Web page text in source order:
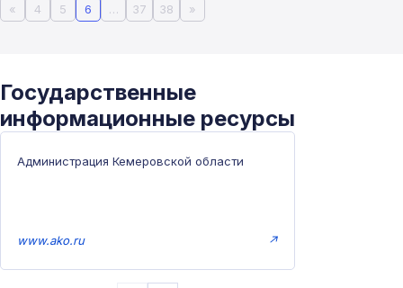
« 4 5 6 … 37 38 »
Государственные
информационные ресурсы
Администрация Кемеровской области
www.ako.ru ↗